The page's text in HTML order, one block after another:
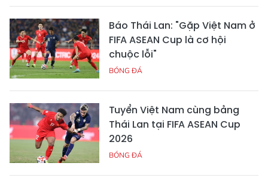
Báo Thái Lan: "Gặp Việt Nam ở
FIFA ASEAN Cup là cơ hội
chuộc lỗi"
BÓNG ĐÁ
Tuyển Việt Nam cùng bảng
Thái Lan tại FIFA ASEAN Cup
2026
BÓNG ĐÁ